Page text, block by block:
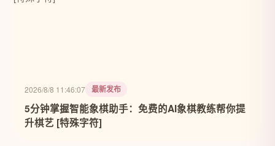
2026/8/8 11:46:07 最新发布
5分钟掌握智能象棋助手：免费的AI象棋教练帮你提
升棋艺 [特殊字符]